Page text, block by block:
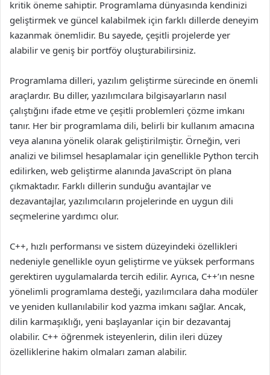
kritik öneme sahiptir. Programlama dünyasında kendinizi
geliştirmek ve güncel kalabilmek için farklı dillerde deneyim
kazanmak önemlidir. Bu sayede, çeşitli projelerde yer
alabilir ve geniş bir portföy oluşturabilirsiniz.
Programlama dilleri, yazılım geliştirme sürecinde en önemli
araçlardır. Bu diller, yazılımcılara bilgisayarların nasıl
çalıştığını ifade etme ve çeşitli problemleri çözme imkanı
tanır. Her bir programlama dili, belirli bir kullanım amacına
veya alanına yönelik olarak geliştirilmiştir. Örneğin, veri
analizi ve bilimsel hesaplamalar için genellikle Python tercih
edilirken, web geliştirme alanında JavaScript ön plana
çıkmaktadır. Farklı dillerin sunduğu avantajlar ve
dezavantajlar, yazılımcıların projelerinde en uygun dili
seçmelerine yardımcı olur.
C++, hızlı performansı ve sistem düzeyindeki özellikleri
nedeniyle genellikle oyun geliştirme ve yüksek performans
gerektiren uygulamalarda tercih edilir. Ayrıca, C++’ın nesne
yönelimli programlama desteği, yazılımcılara daha modüler
ve yeniden kullanılabilir kod yazma imkanı sağlar. Ancak,
dilin karmaşıklığı, yeni başlayanlar için bir dezavantaj
olabilir. C++ öğrenmek isteyenlerin, dilin ileri düzey
özelliklerine hakim olmaları zaman alabilir.